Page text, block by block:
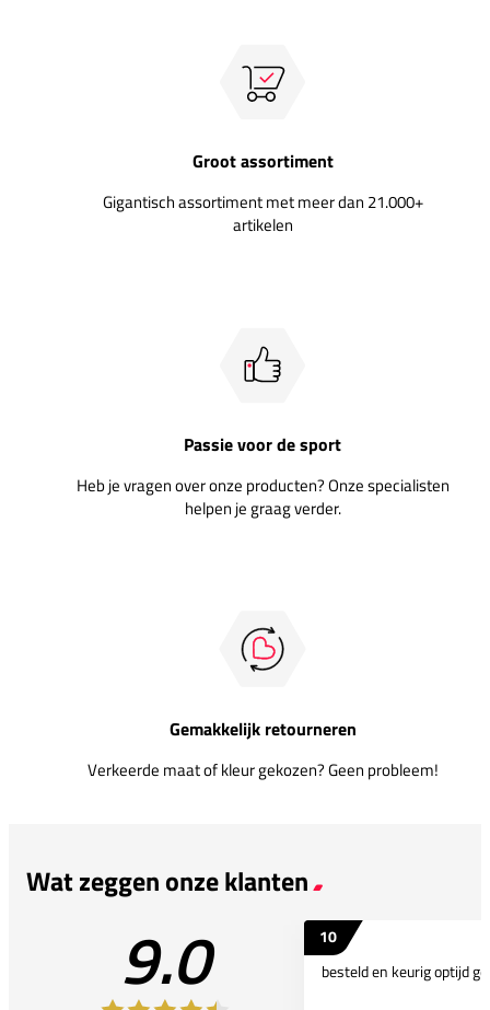
Groot assortiment
Gigantisch assortiment met meer dan 21.000+
artikelen
Passie voor de sport
Heb je vragen over onze producten? Onze specialisten
helpen je graag verder.
Gemakkelijk retourneren
Verkeerde maat of kleur gekozen? Geen probleem!
Wat zeggen onze klanten
9.0
10
besteld en keurig optijd